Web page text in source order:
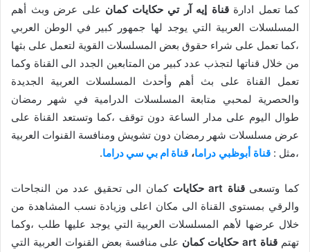
كما تعمل ادارةقناة إيه آر تي حكايات كمان على عرض وبث أهم
المسلسلات العربية التي يوجد لها جمهور كبير في الوطن العربي
،كما تعمل على شراء حقوق بعض المسلسلات القوية لتعمل على بثها
من خلال قناتها لتجذب عدد كبير من المتابعين الجدد الى القناة وكما
تعمل القناة على بث أهم وأحدث المسلسلات العربية الجديدة
والحصرية لمحبي متابعة المسلسلات الدرامية في شهر رمضان
طوال اليوم على مدار الساعة دون توقف ،كما وتستعد القناة على
عرض مسلسلات شهر رمضان دون تشويش ومنافسة القنوات العربية
،مثل : قناة أبوظبي دراما، قناة ام بي سي دراما.
كما وتسعىقناة art حكايات
كمان الى تحقيق عدد من النجاحات
والرقي بمستوى القناة الى مكان اعلى وزيادة نسب المشاهدة من
خلال عرضها لأهم المسلسلات العربية التي يوجد عليها طلب ،وكما
تهتم قناة art حكايات كمان
على منافسة بعض القنوات العربية التي